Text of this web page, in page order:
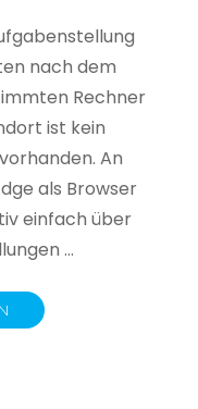
nach dem
Rechner
ist kein
An
als Browser
einfach über
…